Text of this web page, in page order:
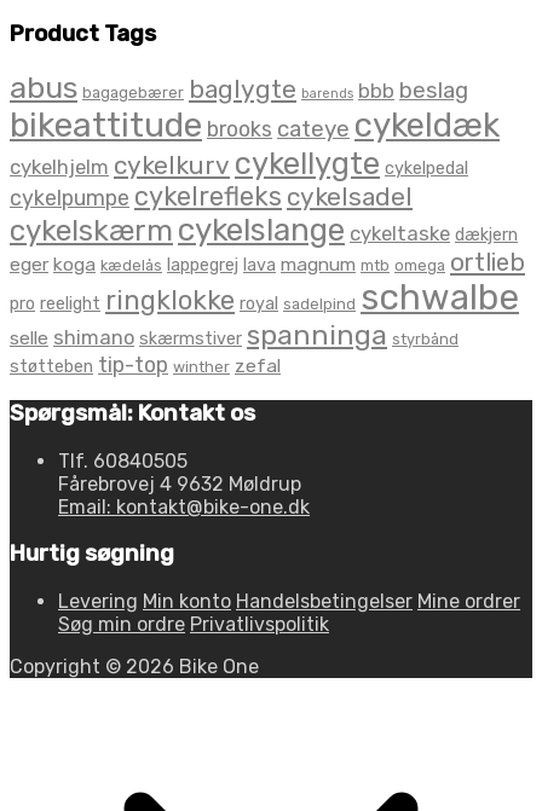
Product Tags
abus bagagebærer baglygte barends bbb beslag
bikeattitude brooks cateye cykeldæk
cykelhjelm cykelkurv cykellygte cykelpedal
cykelpumpe cykelrefleks cykelsadel
cykelskærm cykelslange cykeltaske dækjern
eger koga kædelås lappegrej lava magnum mtb omega ortlieb
pro reelight ringklokke royal sadelpind schwalbe
selle shimano skærmstiver spanninga styrbånd
støtteben tip-top winther zefal
Spørgsmål: Kontakt os
Tlf. 60840505
Fårebrovej 4 9632 Møldrup
Email: kontakt@bike-one.dk
Hurtig søgning
Levering Min konto Handelsbetingelser Mine ordrer
Søg min ordre Privatlivspolitik
Copyright © 2026 Bike One